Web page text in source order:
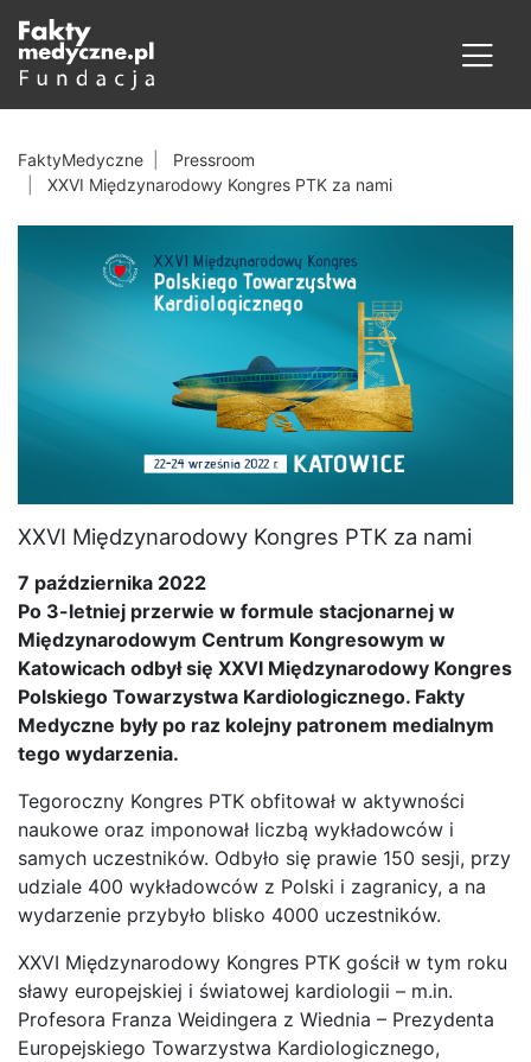
FaktyMedyczne
Pressroom
XXVI Międzynarodowy Kongres PTK za nami
XXVI Międzynarodowy Kongres PTK za nami
7 października 2022
Po 3-letniej przerwie w formule stacjonarnej w
Międzynarodowym Centrum Kongresowym w
Katowicach odbył się XXVI Międzynarodowy Kongres
Polskiego Towarzystwa Kardiologicznego. Fakty
Medyczne były po raz kolejny patronem medialnym
tego wydarzenia.
Tegoroczny Kongres PTK obfitował w aktywności
naukowe oraz imponował liczbą wykładowców i
samych uczestników. Odbyło się prawie 150 sesji, przy
udziale 400 wykładowców z Polski i zagranicy, a na
wydarzenie przybyło blisko 4000 uczestników.
XXVI Międzynarodowy Kongres PTK gościł w tym roku
sławy europejskiej i światowej kardiologii – m.in.
Profesora Franza Weidingera z Wiednia – Prezydenta
Europejskiego Towarzystwa Kardiologicznego,